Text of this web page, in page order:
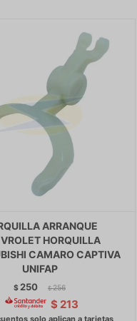
ARRANQUE
HORQUILLA
CAMARO CAPTIVA
UNIFAP
$ 250 $ 256
$ 213